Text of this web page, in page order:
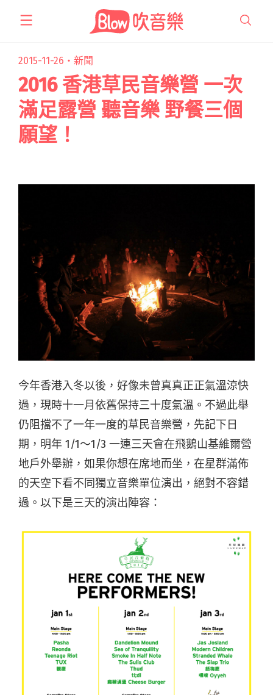
2015-11-26・ 新聞
2016 香港草民音樂營 一次
滿足露營 聽音樂 野餐三個
願望！
今年香港入冬以後，好像未曾真真正正氣溫涼快
過，現時十一月依舊保持三十度氣溫。不過此舉
仍阻擋不了一年一度的草民音樂營，先記下日
期，明年 1/1～1/3 一連三天會在飛鵝山基維爾營
地戶外舉辦，如果你想在席地而坐，在星群滿佈
的天空下看不同獨立音樂單位演出，絕對不容錯
過。以下是三天的演出陣容：